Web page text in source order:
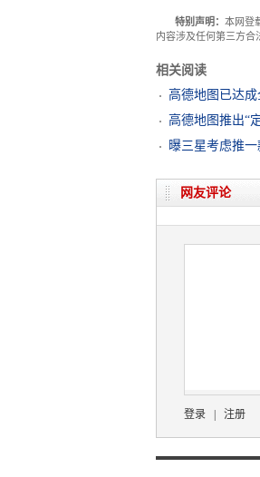
特别声明： 本网登
内容涉及任何第三方合
相关阅读
高德地图已达
高德地图推出“
曝三星考虑推一
网友评论
登录 注册